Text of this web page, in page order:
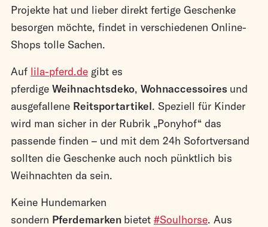
Projekte hat und lieber direkt fertige Geschenke
besorgen möchte, findet in verschiedenen Online-
Shops tolle Sachen.
Auf lila-pferd.de gibt es
pferdige Weihnachtsdeko, Wohnaccessoires und
ausgefallene Reitsportartikel. Speziell für Kinder
wird man sicher in der Rubrik „Ponyhof“ das
passende finden – und mit dem 24h Sofortversand
sollten die Geschenke auch noch pünktlich bis
Weihnachten da sein.
Keine Hundemarken
sondern Pferdemarken bietet #Soulhorse. Aus